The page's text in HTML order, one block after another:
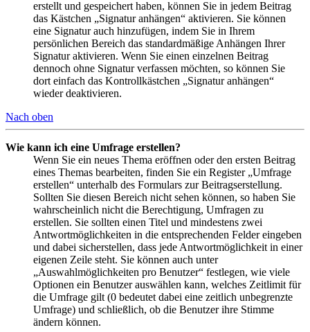
erstellt und gespeichert haben, können Sie in jedem Beitrag
das Kästchen „Signatur anhängen“ aktivieren. Sie können
eine Signatur auch hinzufügen, indem Sie in Ihrem
persönlichen Bereich das standardmäßige Anhängen Ihrer
Signatur aktivieren. Wenn Sie einen einzelnen Beitrag
dennoch ohne Signatur verfassen möchten, so können Sie
dort einfach das Kontrollkästchen „Signatur anhängen“
wieder deaktivieren.
Nach oben
Wie kann ich eine Umfrage erstellen?
Wenn Sie ein neues Thema eröffnen oder den ersten Beitrag
eines Themas bearbeiten, finden Sie ein Register „Umfrage
erstellen“ unterhalb des Formulars zur Beitragserstellung.
Sollten Sie diesen Bereich nicht sehen können, so haben Sie
wahrscheinlich nicht die Berechtigung, Umfragen zu
erstellen. Sie sollten einen Titel und mindestens zwei
Antwortmöglichkeiten in die entsprechenden Felder eingeben
und dabei sicherstellen, dass jede Antwortmöglichkeit in einer
eigenen Zeile steht. Sie können auch unter
„Auswahlmöglichkeiten pro Benutzer“ festlegen, wie viele
Optionen ein Benutzer auswählen kann, welches Zeitlimit für
die Umfrage gilt (0 bedeutet dabei eine zeitlich unbegrenzte
Umfrage) und schließlich, ob die Benutzer ihre Stimme
ändern können.